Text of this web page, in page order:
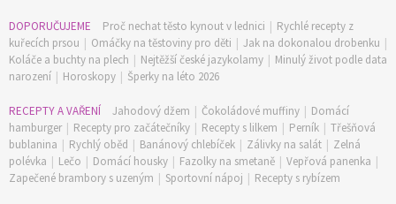
DOPORUČUJEME Proč nechat těsto kynout v lednici | Rychlé recepty z
kuřecích prsou | Omáčky na těstoviny pro děti | Jak na dokonalou drobenku |
Koláče a buchty na plech | Nejtěžší české jazykolamy | Minulý život podle data
narození | Horoskopy | Šperky na léto 2026
RECEPTY A VAŘENÍ Jahodový džem | Čokoládové muffiny | Domácí
hamburger | Recepty pro začátečníky | Recepty s lilkem | Perník | Třešňová
bublanina | Rychlý oběd | Banánový chlebíček | Zálivky na salát | Zelná
polévka | Lečo | Domácí housky | Fazolky na smetaně | Vepřová panenka |
Zapečené brambory s uzeným | Sportovní nápoj | Recepty s rybízem